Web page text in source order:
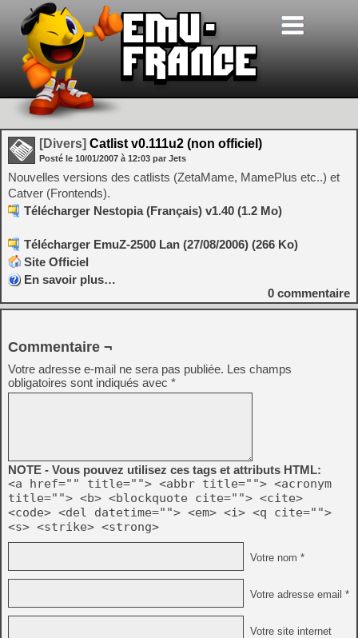
[Divers] Catlist v0.111u2 (non officiel)
Posté le 10/01/2007 à 12:03 par Jets
Nouvelles versions des catlists (ZetaMame, MamePlus etc..) et
Catver (Frontends).
Télécharger Nestopia (Français) v1.40 (1.2 Mo)
Télécharger EmuZ-2500 Lan (27/08/2006) (266 Ko)
Site Officiel
En savoir plus…
0 commentaire
Commentaire ¬
Votre adresse e-mail ne sera pas publiée. Les champs
obligatoires sont indiqués avec *
NOTE - Vous pouvez utilisez ces tags et attributs HTML:
<a href="" title=""> <abbr title=""> <acronym
title=""> <b> <blockquote cite=""> <cite>
<code> <del datetime=""> <em> <i> <q cite="">
<s> <strike> <strong>
Votre nom *
Votre adresse email *
Votre site internet